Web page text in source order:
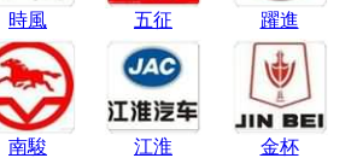
時風 五征 躍進
南駿 江淮 金杯